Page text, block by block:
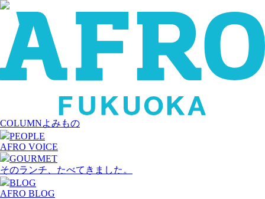
COLUMNよみもの
PEOPLE
AFRO VOICE
GOURMET
そのランチ、たべてきました。
BLOG
AFRO BLOG